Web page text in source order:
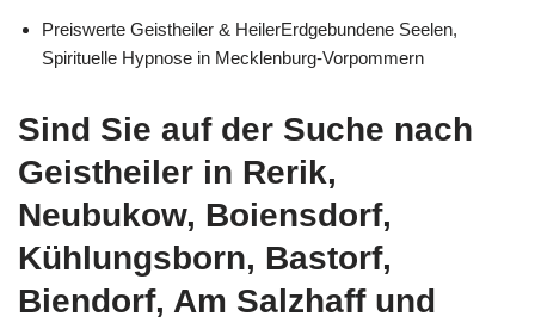
Preiswerte Geistheiler & HeilerErdgebundene Seelen,
Spirituelle Hypnose in Mecklenburg-Vorpommern
Sind Sie auf der Suche nach
Geistheiler in Rerik,
Neubukow, Boiensdorf,
Kühlungsborn, Bastorf,
Biendorf, Am Salzhaff und